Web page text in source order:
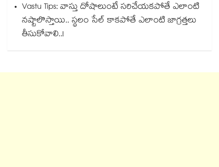
Vastu Tips: వాస్తు దోషాలుంటే సరిచేయకపోతే ఎలాంటి
నష్టాలొస్తాయి.. స్థలం సేల్ కాకపోతే ఎలాంటి జాగ్రత్తలు
తీసుకోవాలి..!